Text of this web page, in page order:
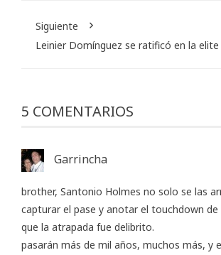
Siguiente
Leinier Domínguez se ratificó en la elite
5 COMENTARIOS
Garrincha
brother, Santonio Holmes no solo se las
capturar el pase y anotar el touchdown
que la atrapada fue delibrito.
pasarán más de mil años, muchos más, y